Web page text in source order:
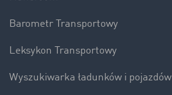
Barometr Transportowy
Leksykon Transportowy
Wyszukiwarka ładunków i pojazdów